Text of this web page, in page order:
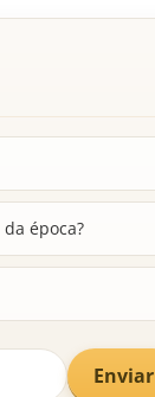
época?
Enviar